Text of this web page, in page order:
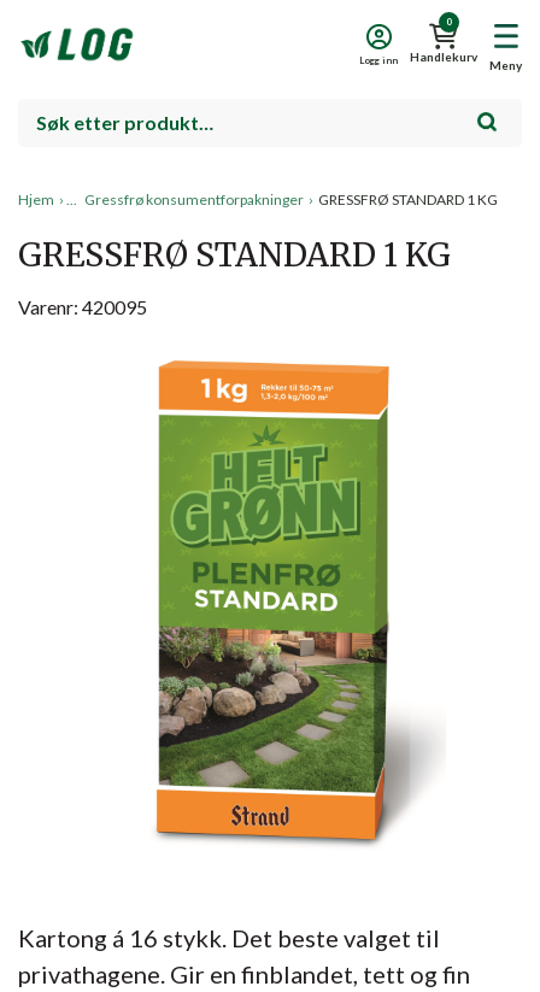
Meny
0
Handlekurv
Logg inn
Hjem › Gressfrø konsumentforpakninger › GRESSFRØ STANDARD 1 KG
GRESSFRØ STANDARD 1 KG
Varenr: 420095
Kartong á 16 stykk. Det beste valget til
privathagene. Gir en finblandet, tett og fin